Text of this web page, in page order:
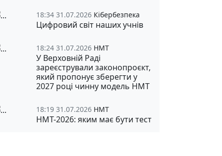
18:34 31.07.2026 Кібербезпека
Цифровий світ наших учнів
18:24 31.07.2026 НМТ
У Верховній Раді
зареєстрували законопроєкт,
який пропонує зберегти у
2027 році чинну модель НМТ
18:19 31.07.2026 НМТ
НМТ-2026: яким має бути тест